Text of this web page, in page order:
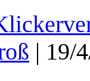
| 19/